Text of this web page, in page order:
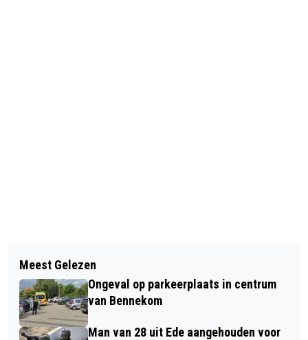
GROTE ZORGEN OVER DREIGENDE
AFNAME VAN OPENBAAR VERVOER
GEMEENTE EDE ONDERTEKENT DIRECT
DUIDELIJK DEAL
Meest Gelezen
Ongeval op parkeerplaats in centrum
van Bennekom
Man van 28 uit Ede aangehouden voor